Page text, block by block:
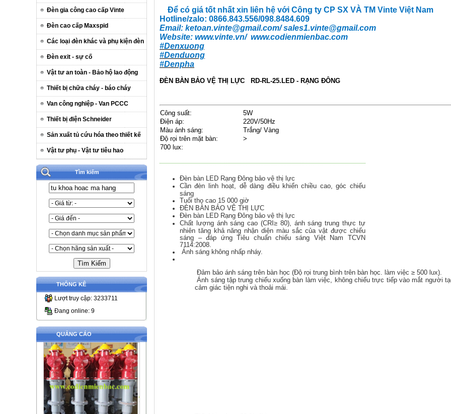
Đèn gia công cao cấp Vinte
Đèn cao cấp Maxspid
Các loại đèn khác và phụ kiện đèn
Đèn exit - sự cố
Vật tư an toàn - Bảo hộ lao động
Thiết bị chữa cháy - báo cháy
Van công nghiệp - Van PCCC
Thiết bị điện Schneider
Sản xuất tủ cứu hóa theo thiết kế
Vật tư phụ - Vật tư tiêu hao
Tìm kiếm
THỐNG KÊ
Lượt truy cập: 3233711
Đang online: 9
QUẢNG CÁO
Để có giá tốt nhất xin liên hệ với Công ty CP SX VÀ TM Vinte Việt Nam
Hotline/zalo: 0866.843.556/098.8484.609
Email: ketoan.vinte@gmail.com/sales1.vinte@gmail.com
Website: www.vinte.vn/ www.codienmienbac.com
#Denxuong
#Denduong
#Denpha
ĐÈN BÀN BẢO VỆ THỊ LỰC RD-RL-25.LED - RẠNG ĐÔNG
Công suất:
5W
Điện áp:
220V/50Hz
Màu ánh sáng:
Trắng/ Vàng
Độ rọi trên mặt bàn:
>
700 lux:
Đèn bàn LED Rạng Đông bảo vệ thị lực
Cần đèn linh hoạt, dễ dàng điều khiển chiều cao, góc chiếu
sáng
Tuổi thọ cao 15 000 giờ
ĐÈN BÀN BẢO VỆ THỊ LỰC
Đèn bàn LED Rạng Đông bảo vệ thị lực
Chất lượng ánh sáng cao (CRI≥ 80), ánh sáng trung thực tự
nhiên tăng khả năng nhận diện màu sắc của vật được chiếu
sáng – đáp ứng Tiêu chuẩn chiếu sáng Việt Nam TCVN
7114:2008.
Ánh sáng không nhấp nháy.
Đảm bảo ánh sáng trên bàn học (Độ rọi trung bình trên bàn học. làm việc ≥ 500 lux).
Ánh sáng tập trung chiếu xuống bàn làm việc, không chiếu trực tiếp vào mắt người
cảm giác tiện nghi và thoải mái.